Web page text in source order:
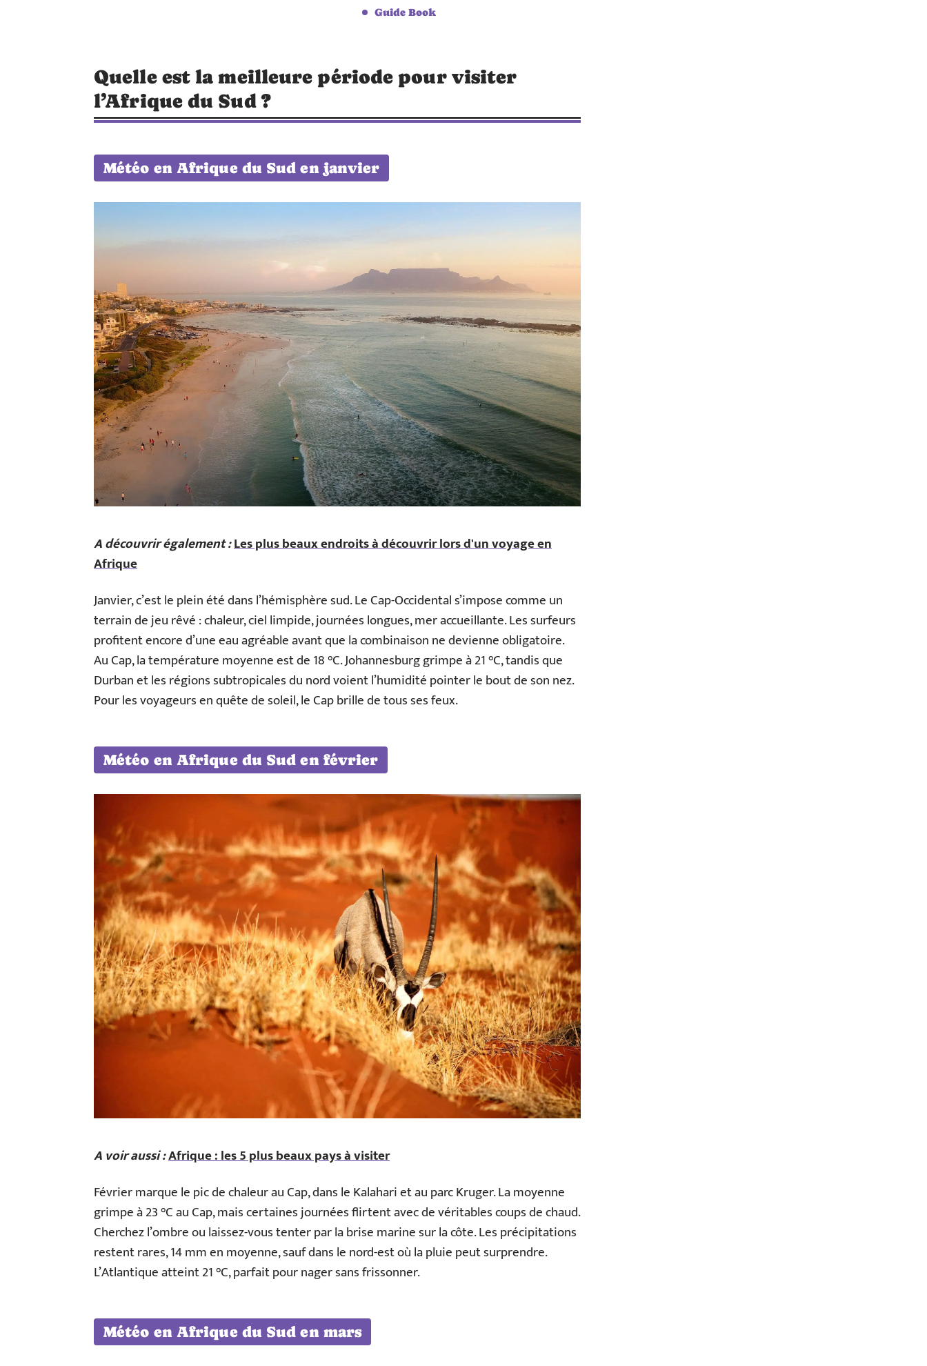
Guide Book
Quelle est la meilleure période pour visiter
l’Afrique du Sud ?
Météo en Afrique du Sud en janvier
A découvrir également :Les plus beaux endroits à découvrir lors d'un voyage en
Afrique
Janvier, c’est le plein été dans l’hémisphère sud. Le Cap-Occidental s’impose comme un
terrain de jeu rêvé : chaleur, ciel limpide, journées longues, mer accueillante. Les surfeurs
profitent encore d’une eau agréable avant que la combinaison ne devienne obligatoire.
Au Cap, la température moyenne est de 18 °C. Johannesburg grimpe à 21 °C, tandis que
Durban et les régions subtropicales du nord voient l’humidité pointer le bout de son nez.
Pour les voyageurs en quête de soleil, le Cap brille de tous ses feux.
Météo en Afrique du Sud en février
A voir aussi :Afrique : les 5 plus beaux pays à visiter
Février marque le pic de chaleur au Cap, dans le Kalahari et au parc Kruger. La moyenne
grimpe à 23 °C au Cap, mais certaines journées flirtent avec de véritables coups de chaud.
Cherchez l’ombre ou laissez-vous tenter par la brise marine sur la côte. Les précipitations
restent rares, 14 mm en moyenne, sauf dans le nord-est où la pluie peut surprendre.
L’Atlantique atteint 21 °C, parfait pour nager sans frissonner.
Météo en Afrique du Sud en mars